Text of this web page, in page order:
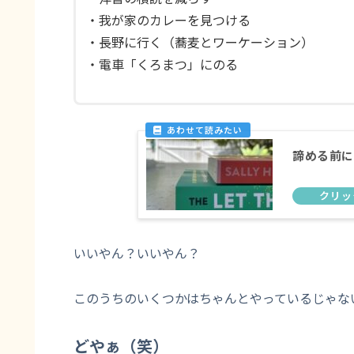
・我が家のカレーを見つける
・長野に行く（蕎麦とワーケーション）
・電車「くろまつ」にのる
諦める前
いいやん？いいやん？
このうちのいくつかはちゃんとやっているじゃ
どやぁ（笑）